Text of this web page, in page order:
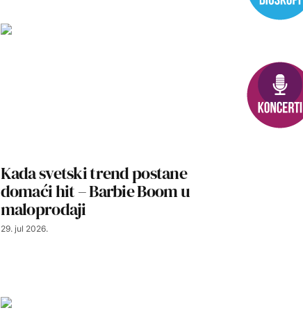
Kada svetski trend postane
domaći hit – Barbie Boom u
maloprodaji
29. jul 2026.